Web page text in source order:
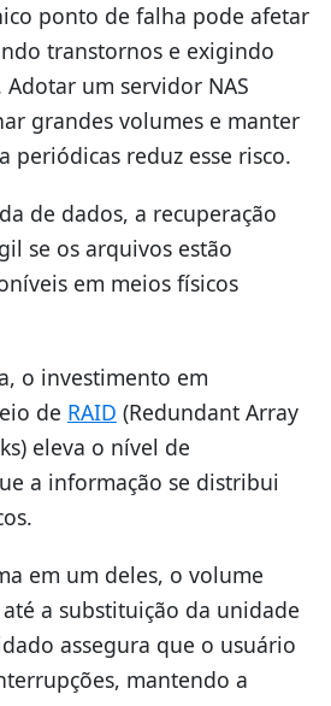
ponto de falha pode afetar
transtornos e exigindo
um servidor NAS
grandes volumes e manter
periódicas reduz esse risco.
de dados, a recuperação
se os arquivos estão
em meios físicos
o investimento em
de RAID (Redundant Array
eleva o nível de
a informação se distribui
em um deles, o volume
a substituição da unidade
assegura que o usuário
mantendo a